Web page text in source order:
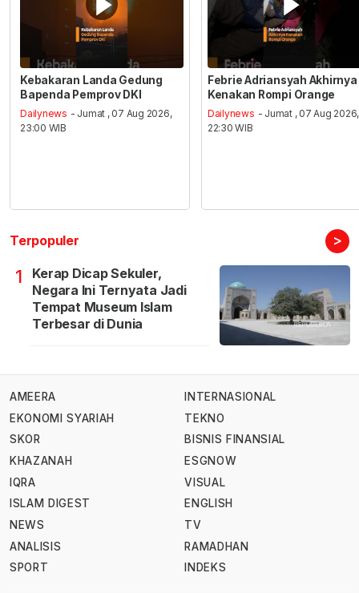
Kebakaran Landa Gedung
Bapenda Pemprov DKI
Dailynews - Jumat , 07 Aug 2026,
23:00 WIB
Febrie Adriansyah Akhirnya
Kenakan Rompi Orange
Dailynews - Jumat , 07 Aug 2026,
22:30 WIB
Terpopuler >
1
Kerap Dicap Sekuler,
Negara Ini Ternyata Jadi
Tempat Museum Islam
Terbesar di Dunia
AMEERA
EKONOMI SYARIAH
SKOR
KHAZANAH
IQRA
ISLAM DIGEST
NEWS
ANALISIS
SPORT
INTERNASIONAL
TEKNO
BISNIS FINANSIAL
ESGNOW
VISUAL
ENGLISH
TV
RAMADHAN
INDEKS